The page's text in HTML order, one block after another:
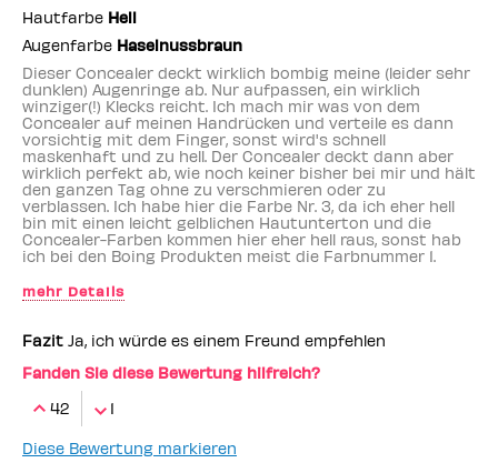
Hautfarbe Hell
Augenfarbe Haselnussbraun
Dieser Concealer deckt wirklich bombig meine (leider sehr
dunklen) Augenringe ab. Nur aufpassen, ein wirklich
winziger(!) Klecks reicht. Ich mach mir was von dem
Concealer auf meinen Handrücken und verteile es dann
vorsichtig mit dem Finger, sonst wird's schnell
maskenhaft und zu hell. Der Concealer deckt dann aber
wirklich perfekt ab, wie noch keiner bisher bei mir und hält
den ganzen Tag ohne zu verschmieren oder zu
verblassen. Ich habe hier die Farbe Nr. 3, da ich eher hell
bin mit einen leicht gelblichen Hautunterton und die
Concealer-Farben kommen hier eher hell raus, sonst hab
ich bei den Boing Produkten meist die Farbnummer 1.
mehr Details
Fazit Ja, ich würde es einem Freund empfehlen
Fanden Sie diese Bewertung hilfreich?
42
1
Diese Bewertung markieren